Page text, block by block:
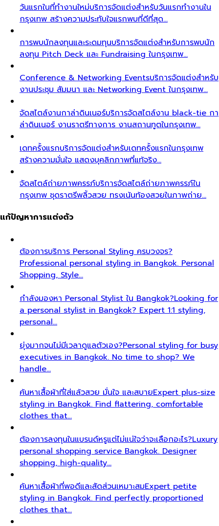
วันแรกในที่ทำงานใหม่บริการจัดแต่งสำหรับวันแรกทำงานใน
กรุงเทพ สร้างความประทับใจแรกพบที่ดีที่สุด…
การพบนักลงทุนและระดมทุนบริการจัดแต่งสำหรับการพบนัก
ลงทุน Pitch Deck และ Fundraising ในกรุงเทพ…
Conference & Networking Eventsบริการจัดแต่งสำหรับ
งานประชุม สัมมนา และ Networking Event ในกรุงเทพ…
จัดสไตล์งานกาล่าดินเนอร์บริการจัดสไตล์งาน black-tie กา
ล่าดินเนอร์ งานราตรีทางการ งานสถานทูตในกรุงเทพ…
เดทครั้งแรกบริการจัดแต่งสำหรับเดทครั้งแรกในกรุงเทพ
สร้างความมั่นใจ แสดงบุคลิกภาพที่แท้จริง…
จัดสไตล์ถ่ายภาพครรภ์บริการจัดสไตล์ถ่ายภาพครรภ์ใน
กรุงเทพ ชุดราตรีพลิ้วสวย ทรงเน้นท้องสวยในภาพถ่าย…
แก้ปัญหาการแต่งตัว
ต้องการบริการ Personal Styling ครบวงจร?
Professional personal styling in Bangkok. Personal
Shopping, Style…
กำลังมองหา Personal Stylist ใน Bangkok?Looking for
a personal stylist in Bangkok? Expert 1:1 styling,
personal…
ยุ่งมากจนไม่มีเวลาดูแลตัวเอง?Personal styling for busy
executives in Bangkok. No time to shop? We
handle…
ค้นหาเสื้อผ้าที่ใส่แล้วสวย มั่นใจ และสบายExpert plus-size
styling in Bangkok. Find flattering, comfortable
clothes that…
ต้องการลงทุนในแบรนด์หรูแต่ไม่แน่ใจว่าจะเลือกอะไร?Luxury
personal shopping service Bangkok. Designer
shopping, high-quality…
ค้นหาเสื้อผ้าที่พอดีและสัดส่วนเหมาะสมExpert petite
styling in Bangkok. Find perfectly proportioned
clothes that…